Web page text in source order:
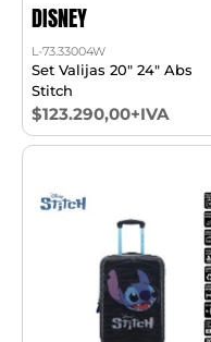
DISNEY
L-73.33004W
Set Valijas 20" 24" Abs
Stitch
$123.290,00+IVA